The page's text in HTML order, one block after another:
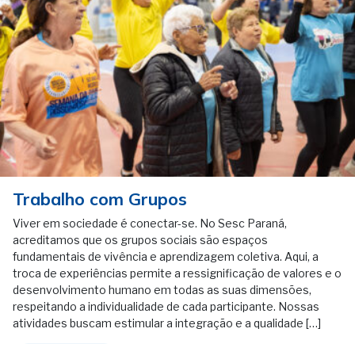
Trabalho com Grupos
Viver em sociedade é conectar-se. No Sesc Paraná,
acreditamos que os grupos sociais são espaços
fundamentais de vivência e aprendizagem coletiva. Aqui, a
troca de experiências permite a ressignificação de valores e o
desenvolvimento humano em todas as suas dimensões,
respeitando a individualidade de cada participante. Nossas
atividades buscam estimular a integração e a qualidade […]